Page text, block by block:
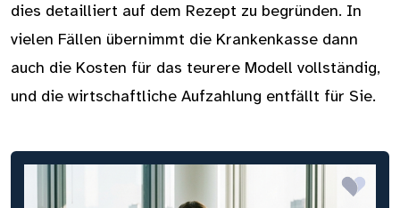
dies detailliert auf dem Rezept zu begründen. In
vielen Fällen übernimmt die Krankenkasse dann
auch die Kosten für das teurere Modell vollständig,
und die wirtschaftliche Aufzahlung entfällt für Sie.